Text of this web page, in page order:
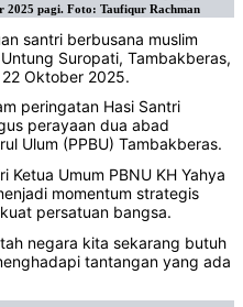
2025 pagi. Foto: Taufiqur Rachman
santri berbusana muslim
Suropati, Tambakberas,
Oktober 2025.
peringatan Hasi Santri
perayaan dua abad
Ulum (PPBU) Tambakberas.
Umum PBNU KH Yahya
momentum strategis
persatuan bangsa.
negara kita sekarang butuh
tantangan yang ada